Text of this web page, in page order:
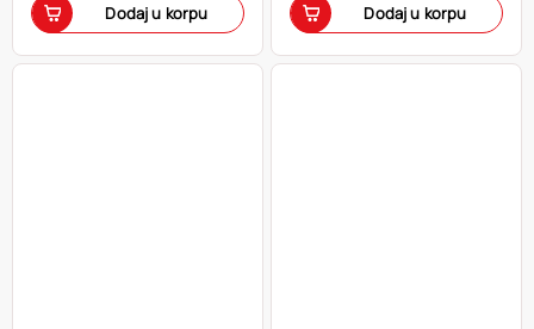
Dodaj u korpu Dodaj u korpu